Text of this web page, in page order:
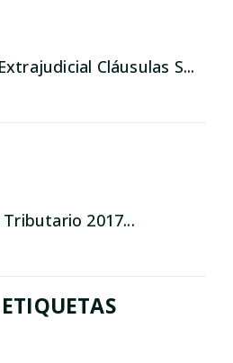
Cláusulas S...
2017...